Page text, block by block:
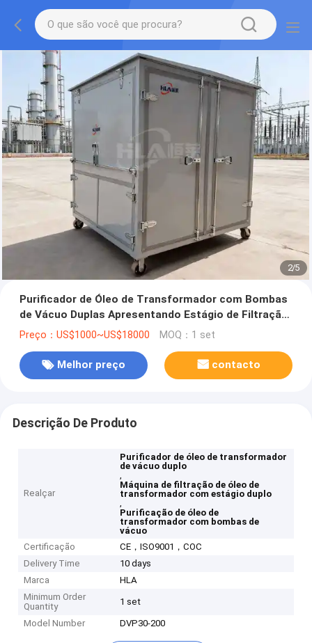
2/5
Purificador de Óleo de Transformador com Bombas
de Vácuo Duplas Apresentando Estágio de Filtração
Dupla Garantindo o Processo de Purificação do Óleo
Preço：US$1000~US$18000 MOQ：1 set
Melhor preço contacto
Descrição De Produto
Realçar
Purificador de óleo de transformador
de vácuo duplo
,
Máquina de filtração de óleo de
transformador com estágio duplo
,
Purificação de óleo de
transformador com bombas de
vácuo
Certificação
CE，ISO9001，COC
Delivery Time
10 days
Marca
HLA
Minimum Order
Quantity
1 set
Model Number DVP30-200